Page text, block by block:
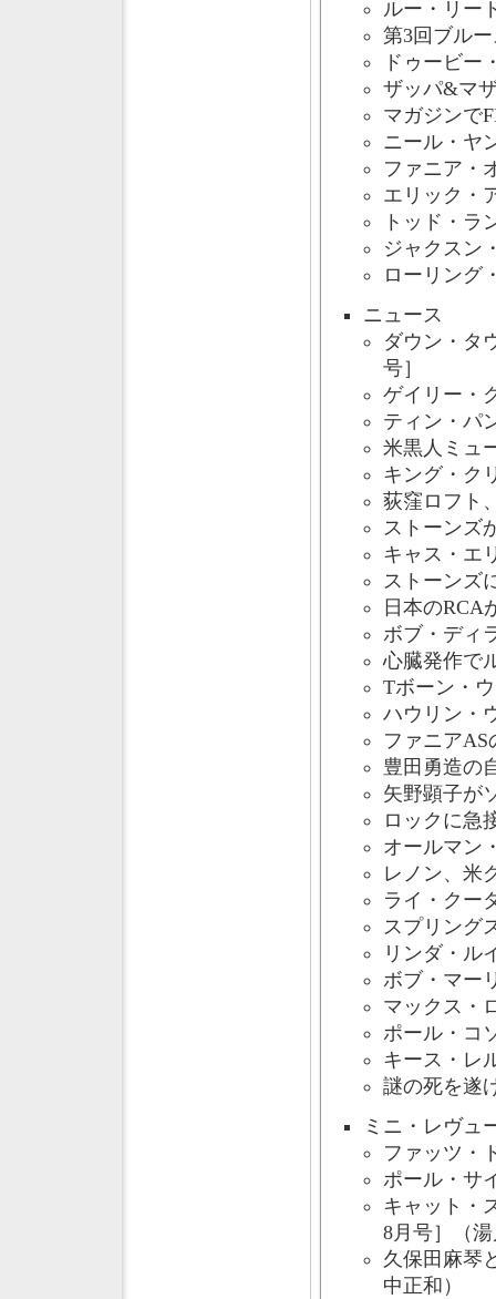
ルー・リー
第3回ブル
ドゥービー
ザッパ&マ
マガジンで
ニール・ヤ
ファニア・
エリック・
トッド・ラ
ジャクスン
ローリング
ニュース
ダウン・タ
号］
ゲイリー・
ティン・パ
米黒人ミュ
キング・ク
荻窪ロフト
ストーンズ
キャス・エ
ストーンズ
日本のRCA
ボブ・ディ
心臓発作で
Tボーン・
ハウリン・
ファニア
豊田勇造の
矢野顕子が
ロックに急
オールマン
レノン、米
ライ・クー
スプリング
リンダ・ル
ボブ・マー
マックス・
ポール・コ
キース・レ
謎の死を遂
ミニ・レヴュ
ファッツ・
ポール・サ
キャット・
8月号］（
久保田麻琴
中正和）